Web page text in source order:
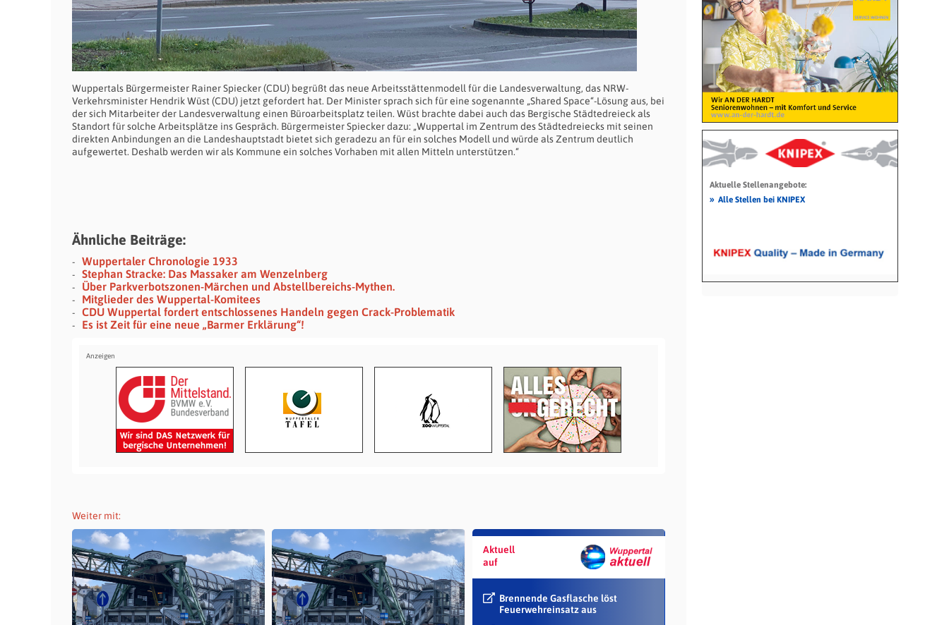
Wuppertals Bürgermeister Rainer Spiecker (CDU) begrüßt das neue Arbeitsstättenmodell für die Landesverwaltung, das NRW-
Verkehrsminister Hendrik Wüst (CDU) jetzt gefordert hat. Der Minister sprach sich für eine sogenannte „Shared Space“-Lösung aus, bei
der sich Mitarbeiter der Landesverwaltung einen Büroarbeitsplatz teilen. Wüst brachte dabei auch das Bergische Städtedreieck als
Standort für solche Arbeitsplätze ins Gespräch. Bürgermeister Spiecker dazu: „Wuppertal im Zentrum des Städtedreiecks mit seinen
direkten Anbindungen an die Landeshauptstadt bietet sich geradezu an für ein solches Modell und würde als Zentrum deutlich
aufgewertet. Deshalb werden wir als Kommune ein solches Vorhaben mit allen Mitteln unterstützen.“
Ähnliche Beiträge:
Wuppertaler Chronologie 1933
Stephan Stracke: Das Massaker am Wenzelnberg
Über Parkverbotszonen-Märchen und Abstellbereichs-Mythen.
Mitglieder des Wuppertal-Komitees
CDU Wuppertal fordert entschlossenes Handeln gegen Crack-Problematik
Es ist Zeit für eine neue „Barmer Erklärung“!
Weiter mit:
Aktuell
auf
Brennende Gasflasche löst
Feuerwehreinsatz aus
Aktuelle Stellenangebote:
» Alle Stellen bei KNIPEX